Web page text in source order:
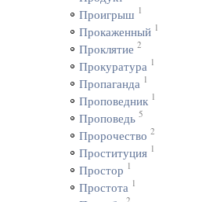
Проигрыш 1
Прокаженный 1
Проклятие 2
Прокуратура 1
Пропаганда 1
Проповедник 1
Проповедь 5
Пророчество 2
Проституция 1
Простор 1
Простота 1